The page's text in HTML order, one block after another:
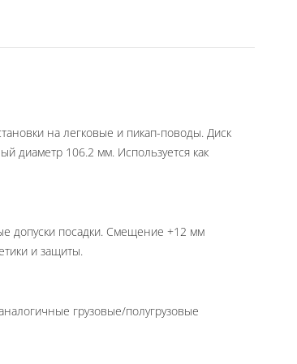
на легковые и пикап-поводы. Диск
диаметр 106.2 мм. Используется как
допуски посадки. Смещение +12 мм
и защиты.
грузовые/полугрузовые